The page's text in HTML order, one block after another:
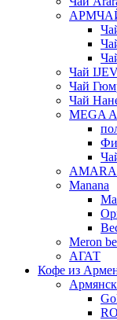
Чай
Чай
Чай
MEGA
Manana
Meron
АГАТ
Кофе из